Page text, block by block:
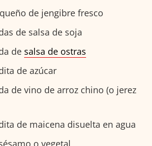
de jengibre fresco
de salsa de soja
de salsa de ostras
de azúcar
de vino de arroz chino (o jerez
de maicena disuelta en agua
o vegetal